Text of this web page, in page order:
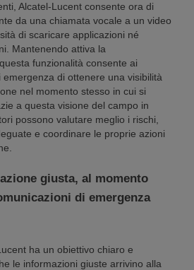
Alcatel-Lucent consente ora di
da una chiamata vocale a un video
di scaricare applicazioni né
Mantenendo attiva la
funzionalità consente ai
di ottenere una visibilità
nel momento stesso in cui si
a questa visione del campo in
possono valutare meglio i rischi,
e coordinare le proprie azioni
giusta, al momento
di emergenza
ha un obiettivo chiaro e
le informazioni giuste arrivino alla